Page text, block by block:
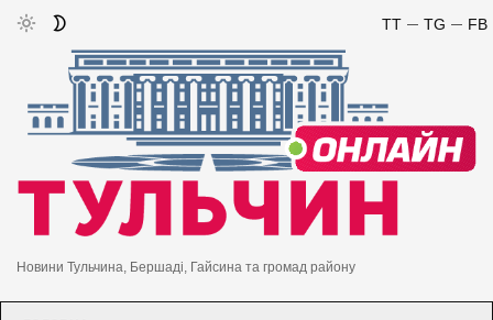
FB
TG
TT
Новини Тульчина, Бершаді, Гайсина та громад району